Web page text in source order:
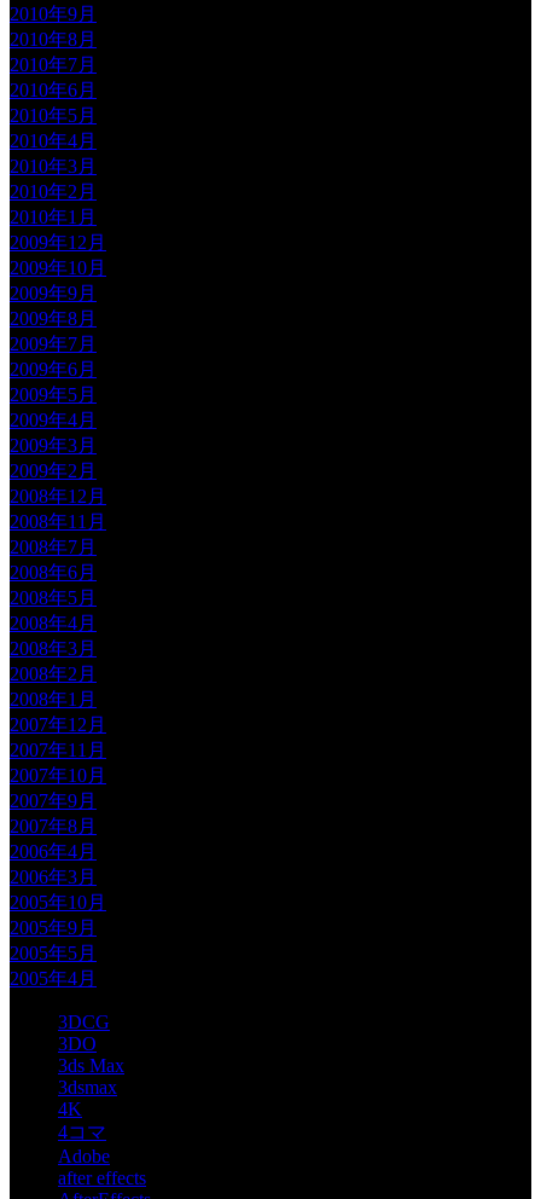
2010年9月
2010年8月
2010年7月
2010年6月
2010年5月
2010年4月
2010年3月
2010年2月
2010年1月
2009年12月
2009年10月
2009年9月
2009年8月
2009年7月
2009年6月
2009年5月
2009年4月
2009年3月
2009年2月
2008年12月
2008年11月
2008年7月
2008年6月
2008年5月
2008年4月
2008年3月
2008年2月
2008年1月
2007年12月
2007年11月
2007年10月
2007年9月
2007年8月
2006年4月
2006年3月
2005年10月
2005年9月
2005年5月
2005年4月
3DCG
3DO
3ds Max
3dsmax
4K
4コマ
Adobe
after effects